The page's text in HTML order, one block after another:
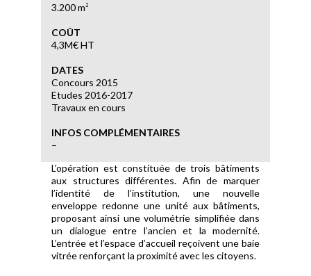
3.200 m 2
COÛT
4,3M€ HT
DATES
Concours 2015
Etudes 2016-2017
Travaux en cours
INFOS COMPLÉMENTAIRES
–
L’opération est constituée de trois bâtiments
aux structures différentes. Afin de marquer
l’identité de l’institution, une nouvelle
enveloppe redonne une unité aux bâtiments,
proposant ainsi une volumétrie simplifiée dans
un dialogue entre l’ancien et la modernité.
L’entrée et l’espace d’accueil reçoivent une baie
vitrée renforçant la proximité avec les citoyens.